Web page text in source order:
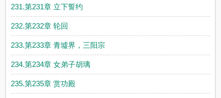
231.第231章 立下誓约
232.第232章 轮回
233.第233章 青墟界，三阳宗
234.第234章 女弟子胡璃
235.第235章 赏功殿